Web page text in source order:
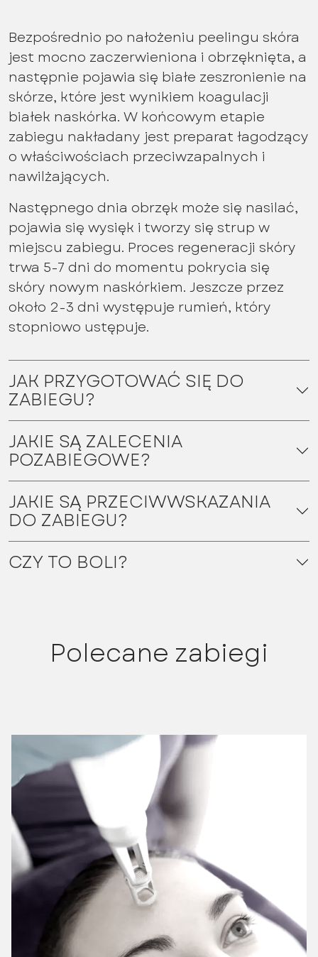
Bezpośrednio po nałożeniu peelingu skóra
jest mocno zaczerwieniona i obrzęknięta, a
następnie pojawia się białe zeszronienie na
skórze, które jest wynikiem koagulacji
białek naskórka. W końcowym etapie
zabiegu nakładany jest preparat łagodzący
o właściwościach przeciwzapalnych i
nawilżających.
Następnego dnia obrzęk może się nasilać,
pojawia się wysięk i tworzy się strup w
miejscu zabiegu. Proces regeneracji skóry
trwa 5-7 dni do momentu pokrycia się
skóry nowym naskórkiem. Jeszcze przez
około 2-3 dni występuje rumień, który
stopniowo ustępuje.
JAK PRZYGOTOWAĆ SIĘ DO
ZABIEGU?
JAKIE SĄ ZALECENIA
POZABIEGOWE?
JAKIE SĄ PRZECIWWSKAZANIA
DO ZABIEGU?
CZY TO BOLI?
Polecane zabiegi